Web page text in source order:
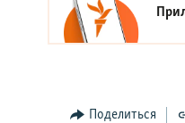
Поделиться